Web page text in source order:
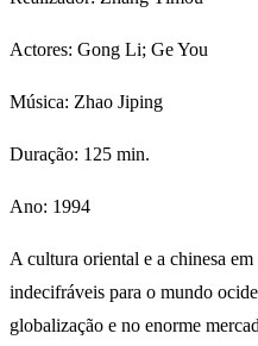
Actores: Gong Li; Ge You
Música: Zhao Jiping
Duração: 125 min.
Ano: 1994
A cultura oriental e a chinesa
indecifráveis para o mundo
globalização e no enorme